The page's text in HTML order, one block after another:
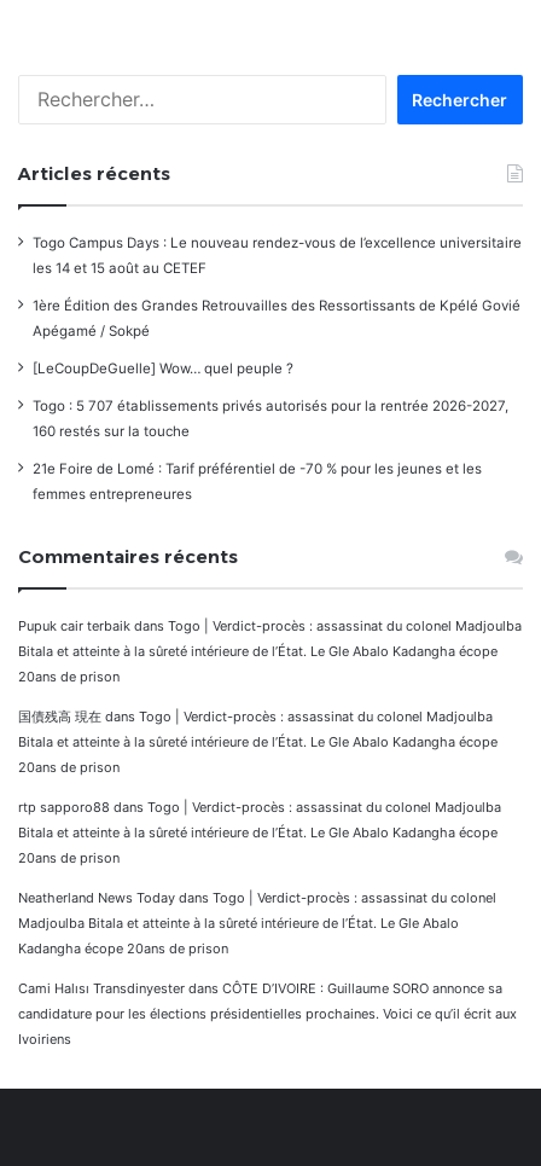
Articles récents
Togo Campus Days : Le nouveau rendez-vous de l’excellence universitaire
les 14 et 15 août au CETEF
1ère Édition des Grandes Retrouvailles des Ressortissants de Kpélé Govié
Apégamé / Sokpé
[LeCoupDeGuelle] Wow… quel peuple ?
Togo : 5 707 établissements privés autorisés pour la rentrée 2026-2027,
160 restés sur la touche
21e Foire de Lomé : Tarif préférentiel de -70 % pour les jeunes et les
femmes entrepreneures
Commentaires récents
Pupuk cair terbaik dans Togo | Verdict-procès : assassinat du colonel Madjoulba
Bitala et atteinte à la sûreté intérieure de l’État. Le Gle Abalo Kadangha écope
20ans de prison
国債残高 現在 dans Togo | Verdict-procès : assassinat du colonel Madjoulba
Bitala et atteinte à la sûreté intérieure de l’État. Le Gle Abalo Kadangha écope
20ans de prison
rtp sapporo88 dans Togo | Verdict-procès : assassinat du colonel Madjoulba
Bitala et atteinte à la sûreté intérieure de l’État. Le Gle Abalo Kadangha écope
20ans de prison
Neatherland News Today dans Togo | Verdict-procès : assassinat du colonel
Madjoulba Bitala et atteinte à la sûreté intérieure de l’État. Le Gle Abalo
Kadangha écope 20ans de prison
Cami Halısı Transdinyester dans CÔTE D’IVOIRE : Guillaume SORO annonce sa
candidature pour les élections présidentielles prochaines. Voici ce qu’il écrit aux
Ivoiriens